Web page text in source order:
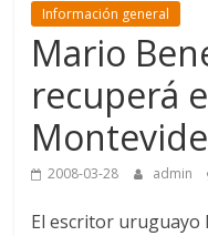
Información general
Mario
recuperá
2008-03-28 admin
El escritor uruguayo